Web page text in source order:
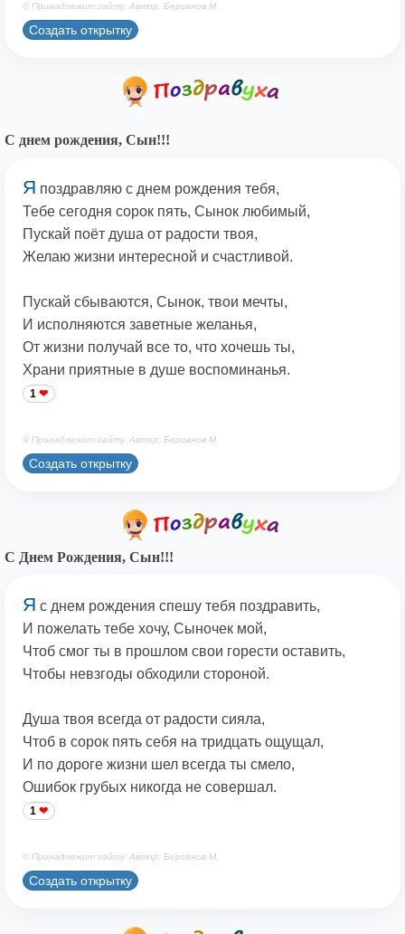
© Принадлежит сайту. Автор: Берсанов М.
Создать открытку
С днем рождения, Сын!!!
Я поздравляю с днем рождения тебя,
Тебе сегодня сорок пять, Сынок любимый,
Пускай поёт душа от радости твоя,
Желаю жизни интересной и счастливой.
Пускай сбываются, Сынок, твои мечты,
И исполняются заветные желанья,
От жизни получай все то, что хочешь ты,
Храни приятные в душе воспоминанья.
1
© Принадлежит сайту. Автор: Берсанов М.
Создать открытку
С Днем Рождения, Сын!!!
Я с днем рождения спешу тебя поздравить,
И пожелать тебе хочу, Сыночек мой,
Чтоб смог ты в прошлом свои горести оставить,
Чтобы невзгоды обходили стороной.
Душа твоя всегда от радости сияла,
Чтоб в сорок пять себя на тридцать ощущал,
И по дороге жизни шел всегда ты смело,
Ошибок грубых никогда не совершал.
1
© Принадлежит сайту. Автор: Берсанов М.
Создать открытку